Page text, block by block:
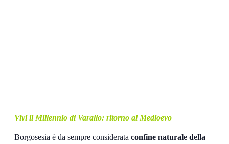
Vivi il Millennio di Varallo: ritorno al Medioevo
Borgosesia è da sempre considerata confine naturale della